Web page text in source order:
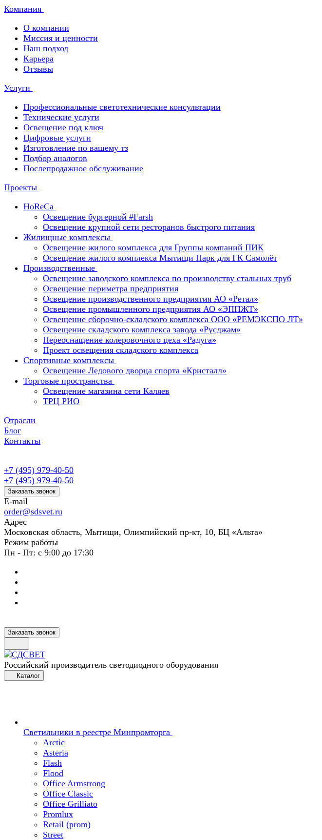
Компания
О компании
Миссия и ценности
Наш подход
Карьера
Отзывы
Услуги
Профессиональные светотехнические консультации
Технические услуги
Освещение под ключ
Цифровые услуги
Изготовление по вашему тз
Подбор аналогов
Послепродажное обслуживание
Проекты
HoReCa
Освещение бургерной #Farsh
Освещение крупной сети ресторанов быстрого питания
Жилищные комплексы
Освещение жилого комплекса для Группы компаний ПИК
Освещение жилого комплекса Мытищи Парк для ГК Самолёт
Производственные
Освещение заводского комплекса по производству стальных труб
Освещение периметра предприятия
Освещение производственного предприятия АО «Ретал»
Освещение промышленного предприятия АО «ЭППЖТ»
Освещение сборочно-складского комплекса ООО «РЕМЭКСПО ЛТ»
Освещение складского комплекса завода «Русджам»
Переоснащение колеровочного цеха «Радуга»
Проект освещения складского комплекса
Спортивные комплексы
Освещение Ледового дворца спорта «Кристалл»
Торговые пространства
Освещение магазина сети Каляев
ТРЦ РИО
Отрасли
Блог
Контакты
+7 (495) 979-40-50
+7 (495) 979-40-50
Заказать звонок
E-mail
order@sdsvet.ru
Адрес
Московская область, Мытищи, Олимпийский пр-кт, 10, БЦ «Альта»
Режим работы
Пн - Пт: с 9:00 до 17:30
Заказать звонок
Российский производитель светодиодного оборудования
Каталог
Светильники в реестре Минпромторга
Arctic
Asteria
Flash
Flood
Office Armstrong
Office Classic
Office Grilliato
Promlux
Retail (prom)
Street